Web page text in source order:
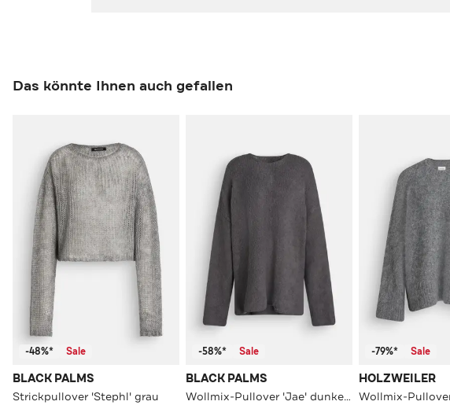
Das könnte Ihnen auch gefallen
-48%* Sale
BLACK PALMS
Strickpullover 'Stephl' grau
-58%* Sale
BLACK PALMS
Wollmix-Pullover 'Jae' dunkelgrau
-79%* Sale
HOLZWEILER
Wollmix-